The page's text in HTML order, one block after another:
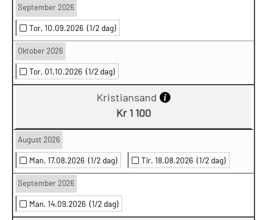
September 2026
Tor. 10.09.2026 (1/2 dag)
Oktober 2026
Tor. 01.10.2026 (1/2 dag)
Kristiansand
Kr 1 100
August 2026
Man. 17.08.2026 (1/2 dag) Tir. 18.08.2026 (1/2 dag)
September 2026
Man. 14.09.2026 (1/2 dag)